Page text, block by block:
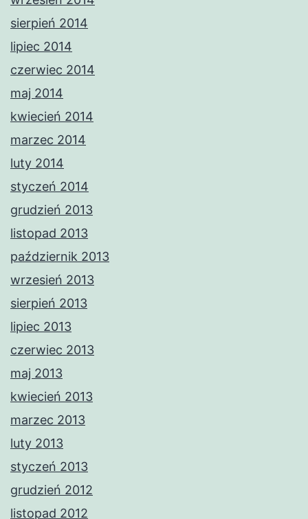
sierpień 2014
lipiec 2014
czerwiec 2014
maj 2014
kwiecień 2014
marzec 2014
luty 2014
styczeń 2014
grudzień 2013
listopad 2013
październik 2013
wrzesień 2013
sierpień 2013
lipiec 2013
czerwiec 2013
maj 2013
kwiecień 2013
marzec 2013
luty 2013
styczeń 2013
grudzień 2012
listopad 2012